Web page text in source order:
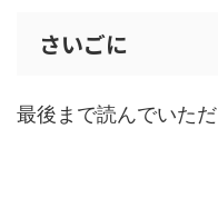
さいごに
最後まで読んでいた